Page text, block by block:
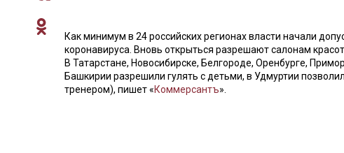
Как минимум в 24 российских регионах власти начали
коронавируса. Вновь открыться разрешают салонам
В Татарстане, Новосибирске, Белгороде, Оренбурге,
Башкирии разрешили гулять с детьми, в Удмуртии
тренером), пишет «Коммерсантъ».